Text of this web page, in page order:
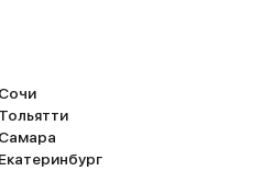
Сочи
Тольятти
Самара
Екатеринбург